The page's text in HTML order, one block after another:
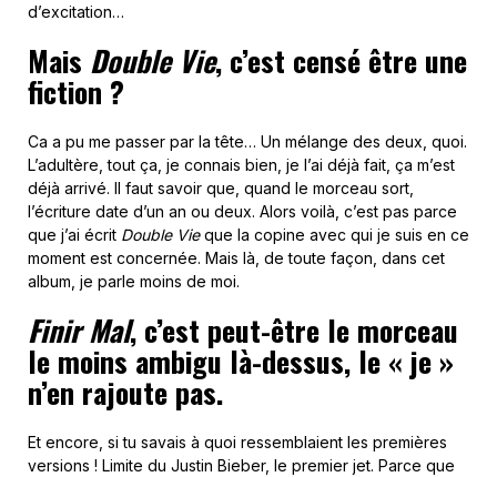
d’excitation…
Mais Double Vie, c’est censé être une
fiction ?
Ca a pu me passer par la tête… Un mélange des deux, quoi.
L’adultère, tout ça, je connais bien, je l’ai déjà fait, ça m’est
déjà arrivé. Il faut savoir que, quand le morceau sort,
l’écriture date d’un an ou deux. Alors voilà, c’est pas parce
que j’ai écrit Double Vieque la copine avec qui je suis en ce
moment est concernée. Mais là, de toute façon, dans cet
album, je parle moins de moi.
Finir Mal, c’est peut-être le morceau
le moins ambigu là-dessus, le « je »
n’en rajoute pas.
Et encore, si tu savais à quoi ressemblaient les premières
versions ! Limite du Justin Bieber, le premier jet. Parce que